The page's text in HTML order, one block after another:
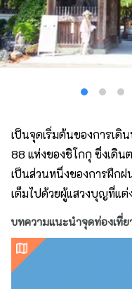
เป็นจุดเริ่มต้นของการเ
88 แห่งของชิโกกุ ซึ่งเดิน
เป็นส่วนหนึ่งของการฝึก
เต็มไปด้วยผู้แสวงบุญที่แ
บทความแนะนำจุดท่องเที่